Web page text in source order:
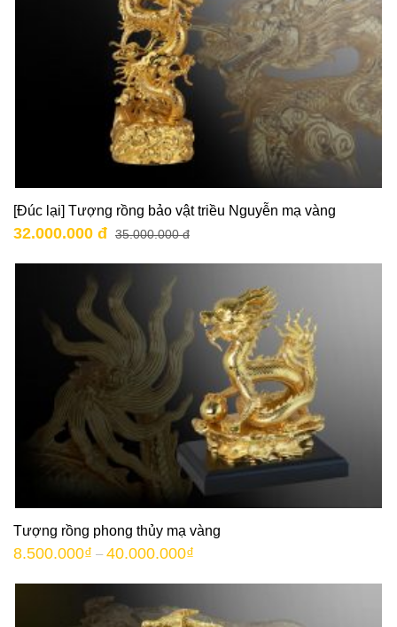
[Đúc lại] Tượng rồng bảo vật triều Nguyễn mạ vàng
32.000.000 đ 35.000.000 đ
Tượng rồng phong thủy mạ vàng
8.500.000₫ – 40.000.000₫